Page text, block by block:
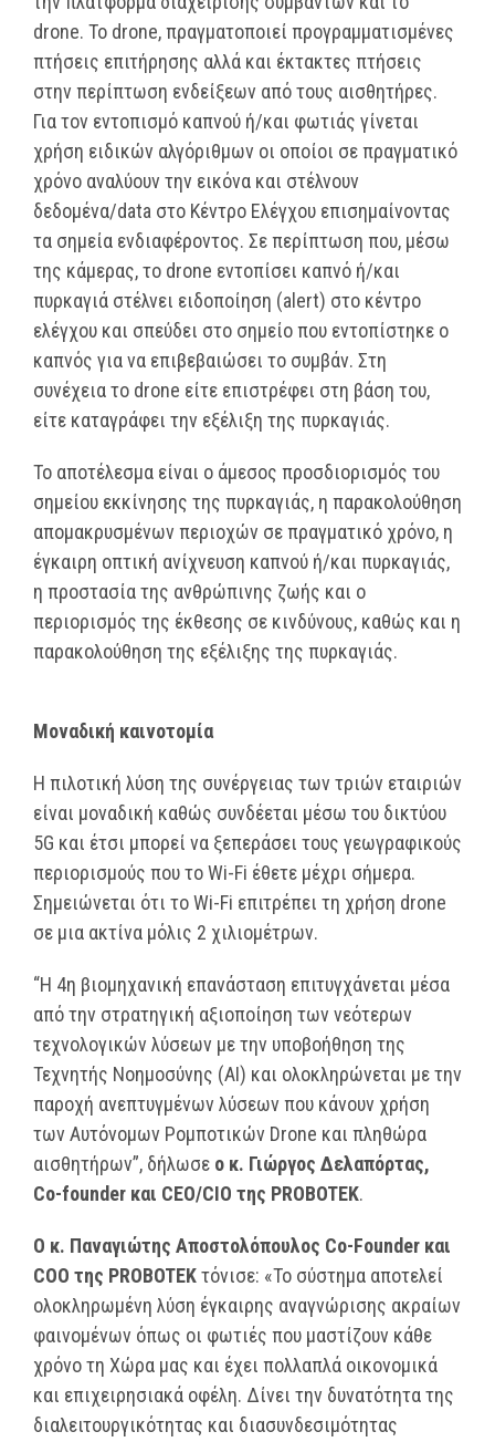
drone. Το drone, πραγματοποιεί προγραμματισμένες
πτήσεις επιτήρησης αλλά και έκτακτες πτήσεις
στην περίπτωση ενδείξεων από τους αισθητήρες.
Για τον εντοπισμό καπνού ή/και φωτιάς γίνεται
χρήση ειδικών αλγόριθμων οι οποίοι σε πραγματικό
χρόνο αναλύουν την εικόνα και στέλνουν
δεδομένα/data στο Κέντρο Ελέγχου επισημαίνοντας
τα σημεία ενδιαφέροντος. Σε περίπτωση που, μέσω
της κάμερας, το drone εντοπίσει καπνό ή/και
πυρκαγιά στέλνει ειδοποίηση (alert) στο κέντρο
ελέγχου και σπεύδει στο σημείο που εντοπίστηκε ο
καπνός για να επιβεβαιώσει το συμβάν. Στη
συνέχεια το drone είτε επιστρέφει στη βάση του,
είτε καταγράφει την εξέλιξη της πυρκαγιάς.
Το αποτέλεσμα είναι ο άμεσος προσδιορισμός του
σημείου εκκίνησης της πυρκαγιάς, η παρακολούθηση
απομακρυσμένων περιοχών σε πραγματικό χρόνο, η
έγκαιρη οπτική ανίχνευση καπνού ή/και πυρκαγιάς,
η προστασία της ανθρώπινης ζωής και o
περιορισμός της έκθεσης σε κινδύνους, καθώς και η
παρακολούθηση της εξέλιξης της πυρκαγιάς.
Μοναδική καινοτομία
Η πιλοτική λύση της συνέργειας των τριών εταιριών
είναι μοναδική καθώς συνδέεται μέσω του δικτύου
5G και έτσι μπορεί να ξεπεράσει τους γεωγραφικούς
περιορισμούς που το Wi-Fi έθετε μέχρι σήμερα.
Σημειώνεται ότι το Wi-Fi επιτρέπει τη χρήση drone
σε μια ακτίνα μόλις 2 χιλιομέτρων.
“Η 4η βιομηχανική επανάσταση επιτυγχάνεται μέσα
από την στρατηγική αξιοποίηση των νεότερων
τεχνολογικών λύσεων με την υποβοήθηση της
Τεχνητής Νοημοσύνης (AI) και ολοκληρώνεται με την
παροχή ανεπτυγμένων λύσεων που κάνουν χρήση
των Αυτόνομων Ρομποτικών Drone και πληθώρα
αισθητήρων”, δήλωσε ο κ. Γιώργος Δελαπόρτας,
Co-founder και CEO/CIO της PROBOTEK.
Ο κ. Παναγιώτης Αποστολόπουλος Co-Founder και
COO της PROBOTEKτόνισε: «To σύστημα αποτελεί
ολοκληρωμένη λύση έγκαιρης αναγνώρισης ακραίων
φαινομένων όπως οι φωτιές που μαστίζουν κάθε
χρόνο τη Χώρα μας και έχει πολλαπλά οικονομικά
και επιχειρησιακά οφέλη. Δίνει την δυνατότητα της
διαλειτουργικότητας και διασυνδεσιμότητας